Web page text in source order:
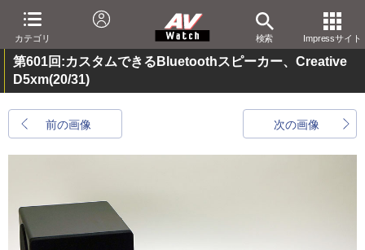
カテゴリ 検索 Impressサイト
第601回:カスタムできるBluetoothスピーカー、Creative
D5xm(20/31)
前の画像 次の画像